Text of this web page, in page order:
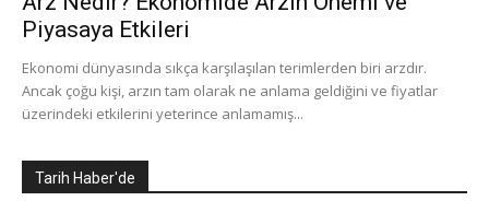
Piyasaya Etkileri
Ekonomi dünyasında sıkça karşılaşılan terimlerden biri arzdır.
Ancak çoğu kişi, arzın tam olarak ne anlama geldiğini ve fiyatlar
üzerindeki etkilerini yeterince anlamamış...
Tarih Haber'de